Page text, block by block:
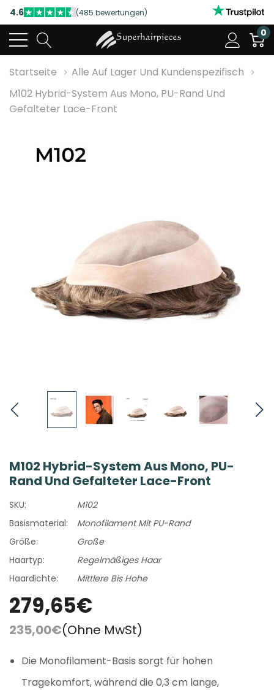
4.6 (485 bewertungen)
NUTZEN SIE UNSERE WILLKOMMENSRABATTE
4.6
(485 bewertungen)
0
Startseite
Alle Auf Lager Und Kundenspezifisch
M102 Hybrid-System Aus Mono, PU-Rand Und
Gefalteter Lace-Front
M102 Hybrid-System Aus Mono, PU-
Rand Und Gefalteter Lace-Front
SKU:
M102
Basismaterial:
Monofilament Mit PU-Rand
Größe:
Große
Haartyp:
Regelmäßiges Haar
Haardichte:
Mittlere Bis Hohe
279,65€
235,00€(Ohne MwSt)
Die Monofilament-Basis sorgt für hohen
Tragekomfort, während die 0,3 cm lange,